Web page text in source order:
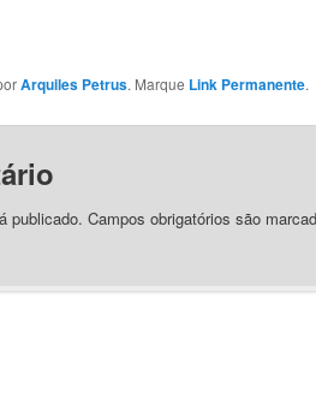
Arquiles Petrus. Marque Link Permanente.
publicado. Campos obrigatórios são